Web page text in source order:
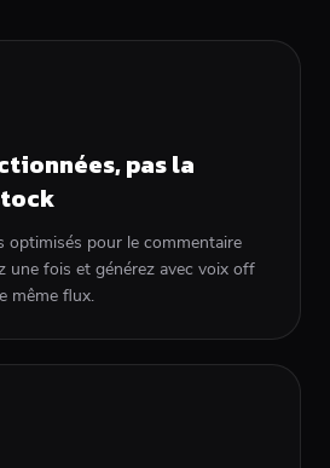
pas la
optimisés pour le commentaire
fois et générez avec voix off
même flux.